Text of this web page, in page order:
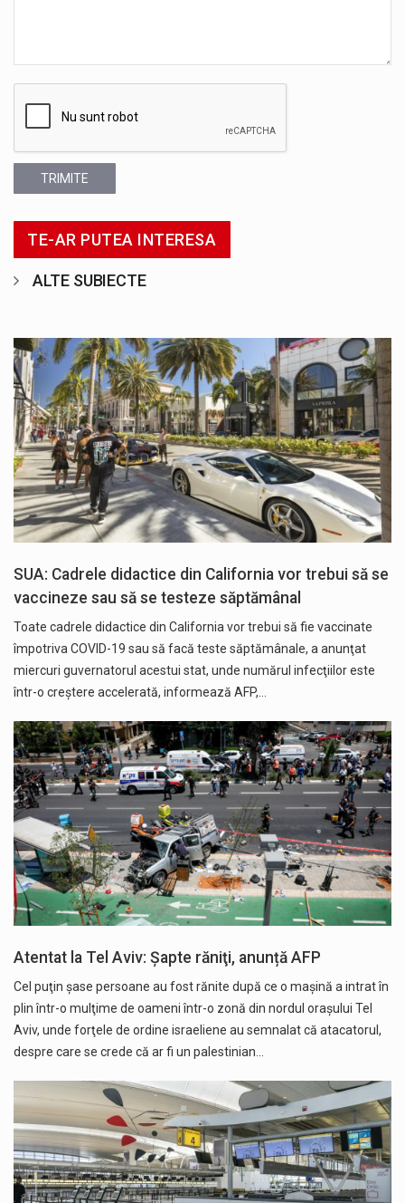
TRIMITE
TE-AR PUTEA INTERESA
ALTE SUBIECTE
SUA: Cadrele didactice din California vor trebui să se
vaccineze sau să se testeze săptămânal
Toate cadrele didactice din California vor trebui să fie vaccinate
împotriva COVID-19 sau să facă teste săptămânale, a anunţat
miercuri guvernatorul acestui stat, unde numărul infecţiilor este
într-o creştere accelerată, informează AFP,…
Atentat la Tel Aviv: Șapte răniţi, anunță AFP
Cel puţin şase persoane au fost rănite după ce o maşină a intrat în
plin într-o mulţime de oameni într-o zonă din nordul oraşului Tel
Aviv, unde forţele de ordine israeliene au semnalat că atacatorul,
despre care se crede că ar fi un palestinian…